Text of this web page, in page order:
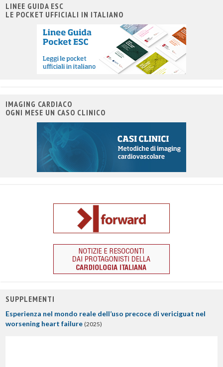
LINEE GUIDA ESC
LE POCKET UFFICIALI IN ITALIANO
IMAGING CARDIACO
OGNI MESE UN CASO CLINICO
SUPPLEMENTI
Esperienza nel mondo reale dell’uso precoce di vericiguat nel
worsening heart failure (2025)